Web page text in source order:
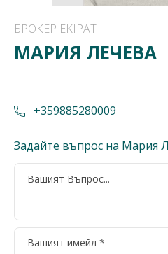
БРОКЕР EKIPAT
МАРИЯ ЛЕЧЕВА
+359885280009
Задайте въпрос на Мария